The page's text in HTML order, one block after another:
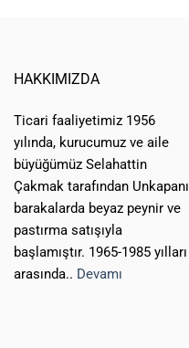
HAKKIMIZDA
Ticari faaliyetimiz 1956
yılında, kurucumuz ve aile
büyüğümüz Selahattin
Çakmak tarafından Unkapanı
barakalarda beyaz peynir ve
pastırma satışıyla
başlamıştır. 1965-1985 yılları
arasında.. Devamı